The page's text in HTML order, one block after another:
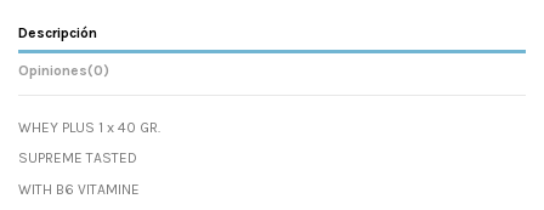
Descripción
Opiniones(0)
WHEY PLUS 1 x 40 GR.
SUPREME TASTED
WITH B6 VITAMINE